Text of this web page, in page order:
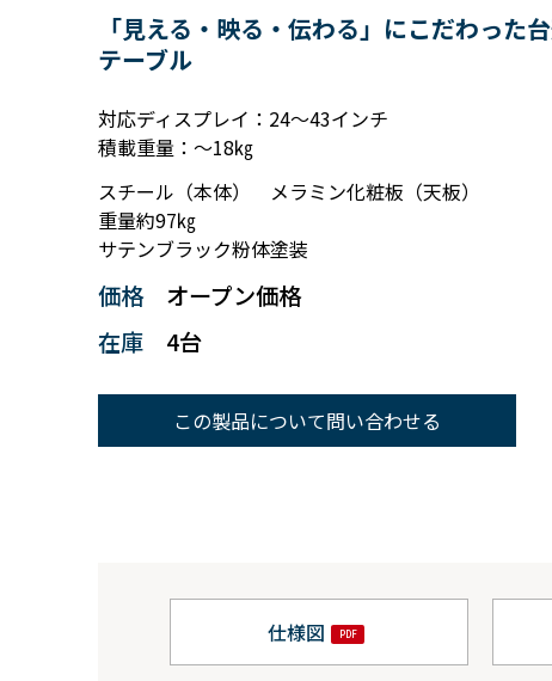
「見える・映る・伝わる」にこだわった
テーブル
対応ディスプレイ：24～43インチ
積載重量：～18㎏
スチール（本体） メラミン化粧板（天板）
重量約97㎏
サテンブラック粉体塗装
価格
オープン価格
在庫
4台
この製品について問い合わせる
仕様図